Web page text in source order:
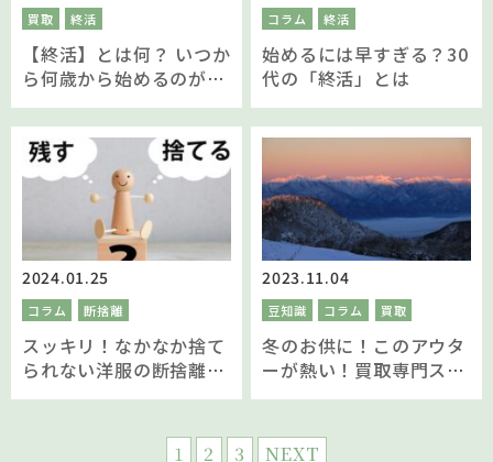
買取 終活
【終活】とは何？ いつか
ら何歳から始めるのがベ
ストなの？ タイミング別
メリット・デメリットや
ポイントを徹底解説！
コラム 終活
始めるには早すぎる？30
代の「終活」とは
2024.01.25
コラム 断捨離
スッキリ！なかなか捨て
られない洋服の断捨離の
コツをご紹介します
2023.11.04
豆知識 コラム 買取
冬のお供に！このアウタ
ーが熱い！買取専門スタ
ッフが解説
1 2 3 NEXT